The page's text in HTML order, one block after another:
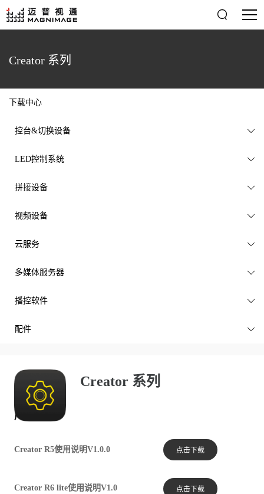

Creator 系列
下载中心
控台&切换设备 
LED控制系统 
拼接设备 
视频设备 
云服务 
多媒体服务器 
播控软件 
配件 
Creator 系列
产品文档
Creator R5使用说明V1.0.0 点击下载
Creator R6 lite使用说明V1.0 点击下载